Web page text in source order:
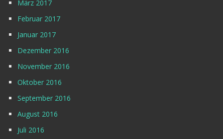
März 2017
Februar 2017
Januar 2017
Dezember 2016
November 2016
Oktober 2016
September 2016
August 2016
Juli 2016